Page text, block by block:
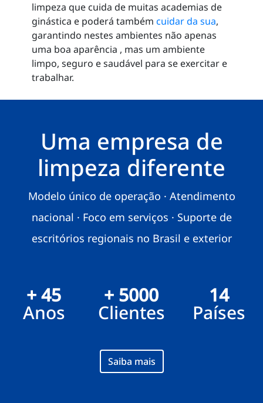
limpeza que cuida de muitas academias de
ginástica e poderá também cuidar da sua,
garantindo nestes ambientes não apenas
uma boa aparência , mas um ambiente
limpo, seguro e saudável para se exercitar e
trabalhar.
Uma empresa de
limpeza diferente
Modelo único de operação · Atendimento
nacional · Foco em serviços · Suporte de
escritórios regionais no Brasil e exterior
+ 45
Anos
+ 5000
Clientes
14
Países
Saiba mais